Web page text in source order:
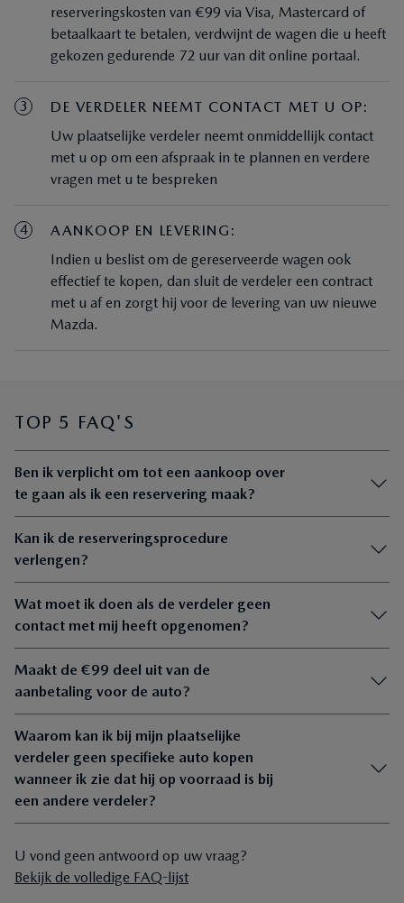
reserveringskosten van €99 via Visa, Mastercard of
betaalkaart te betalen, verdwijnt de wagen die u heeft
gekozen gedurende 72 uur van dit online portaal.
3
DE VERDELER NEEMT CONTACT MET U OP:
Uw plaatselijke verdeler neemt onmiddellijk contact
met u op om een afspraak in te plannen en verdere
vragen met u te bespreken
4
AANKOOP EN LEVERING:
Indien u beslist om de gereserveerde wagen ook
effectief te kopen, dan sluit de verdeler een contract
met u af en zorgt hij voor de levering van uw nieuwe
Mazda.
TOP 5 FAQ'S
Ben ik verplicht om tot een aankoop over
te gaan als ik een reservering maak?
Kan ik de reserveringsprocedure
verlengen?
Wat moet ik doen als de verdeler geen
contact met mij heeft opgenomen?
Maakt de €99 deel uit van de
aanbetaling voor de auto?
Waarom kan ik bij mijn plaatselijke
verdeler geen specifieke auto kopen
wanneer ik zie dat hij op voorraad is bij
een andere verdeler?
U vond geen antwoord op uw vraag?
Bekijk de volledige FAQ-lijst